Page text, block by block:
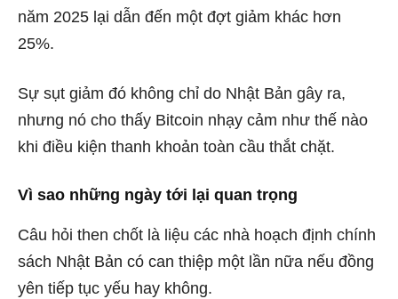
năm 2025 lại dẫn đến một đợt giảm khác hơn
25%.
Sự sụt giảm đó không chỉ do Nhật Bản gây ra,
nhưng nó cho thấy Bitcoin nhạy cảm như thế nào
khi điều kiện thanh khoản toàn cầu thắt chặt.
Vì sao những ngày tới lại quan trọng
Câu hỏi then chốt là liệu các nhà hoạch định chính
sách Nhật Bản có can thiệp một lần nữa nếu đồng
yên tiếp tục yếu hay không.